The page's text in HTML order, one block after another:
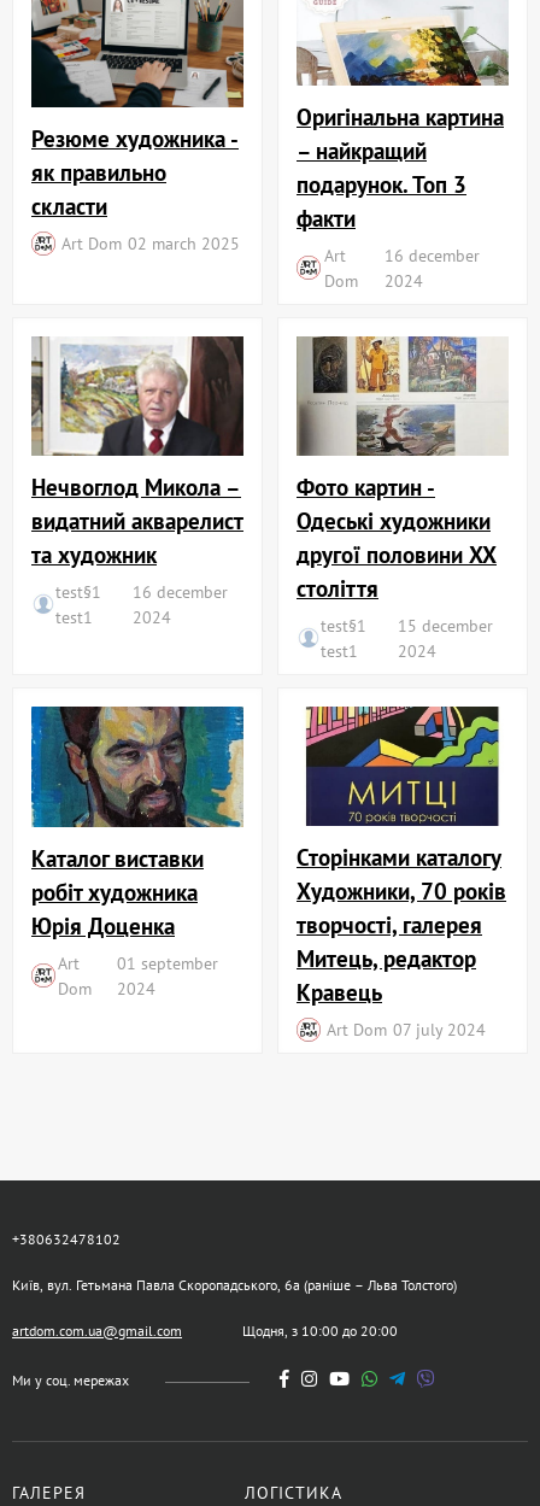
Резюме художника -
як правильно
скласти
Art Dom 02 march 2025
Оригінальна картина
– найкращий
подарунок. Топ 3
факти
Art
Dom
16 december
2024
Нечвоглод Микола –
видатний акварелист
та художник
test§1
test1
16 december
2024
Фото картин -
Одеські художники
другої половини XX
століття
test§1
test1
15 december
2024
Каталог виставки
робіт художника
Юрія Доценка
Art
Dom
01 september
2024
Сторінками каталогу
Художники, 70 років
творчості, галерея
Митець, редактор
Кравець
Art Dom 07 july 2024
+380632478102
Київ, вул. Гетьмана Павла Скоропадського, 6а (раніше – Льва Толстого)
artdom.com.ua@gmail.com Щодня, з 10:00 до 20:00
Ми у соц. мережах
ГАЛЕРЕЯ ЛОГІСТИКА